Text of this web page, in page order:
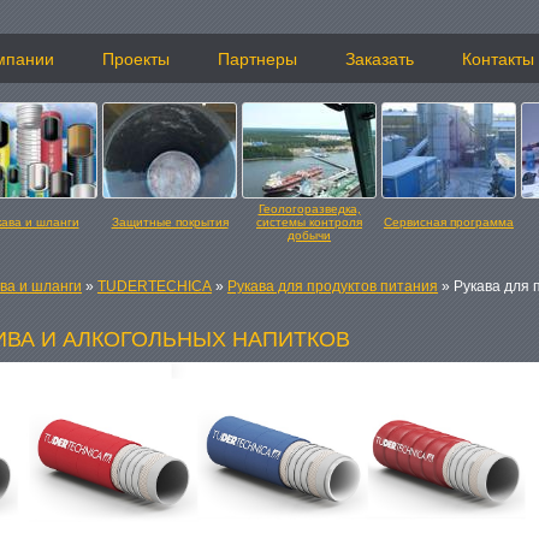
Проекты Партнеры Заказать Контакты
и шланги Защитные покрытия
Геологоразведка,
системы контроля
добычи
Сервисная программа
и шланги » TUDERTECHICA » Рукава для продуктов питания » Рукава для
И АЛКОГОЛЬНЫХ НАПИТКОВ